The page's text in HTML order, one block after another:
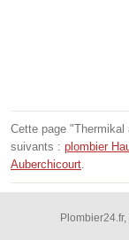
Cette page
suivants : plombier
Auberchicourt